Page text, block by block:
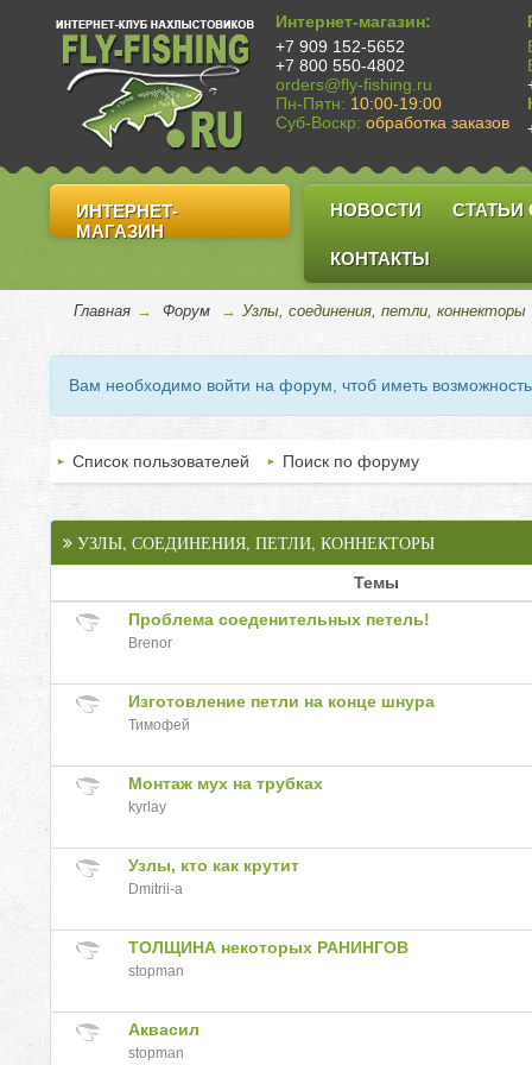
Интернет-магазин:
+7 909 152-5652
+7 800 550-4802
orders@fly-fishing.ru
Пн-Пятн: 10:00-19:00
Суб-Воскр: обработка заказов
ИНТЕРНЕТ-
МАГАЗИН
НОВОСТИ СТАТЬИ
КОНТАКТЫ
Главная → Форум → Узлы, соединения, петли, коннекторы
Вам необходимо войти на форум, чтоб иметь
Список пользователей Поиск по форуму
УЗЛЫ, СОЕДИНЕНИЯ, ПЕТЛИ, КОННЕКТОРЫ
Темы
Проблема соеденительных петель!
Brenor
Изготовление петли на конце шнура
Тимофей
Монтаж мух на трубках
kyrlay
Узлы, кто как крутит
Dmitrii-a
ТОЛЩИНА некоторых РАНИНГОВ
stopman
Аквасил
stopman